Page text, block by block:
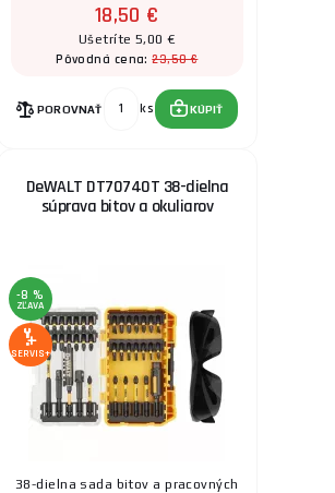
18,50 €
Ušetríte 5,00 €
Pôvodná cena:23,50 €
POROVNAŤ ks KÚPIŤ
DeWALT DT70740T 38-dielna
súprava bitov a okuliarov
-8 %
ZĽAVA
SERVIS+
38-dielna sada bitov a pracovných